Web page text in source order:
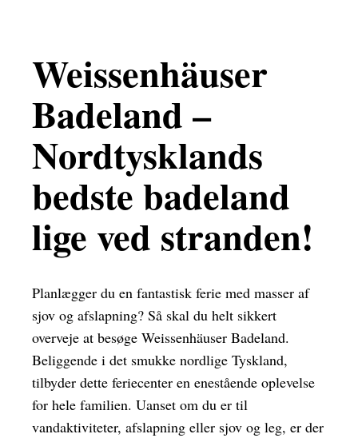
Weissenhäuser
Badeland –
Nordtysklands
bedste badeland
lige ved stranden!
Planlægger du en fantastisk ferie med masser af
sjov og afslapning? Så skal du helt sikkert
overveje at besøge Weissenhäuser Badeland.
Beliggende i det smukke nordlige Tyskland,
tilbyder dette feriecenter en enestående oplevelse
for hele familien. Uanset om du er til
vandaktiviteter, afslapning eller sjov og leg, er der